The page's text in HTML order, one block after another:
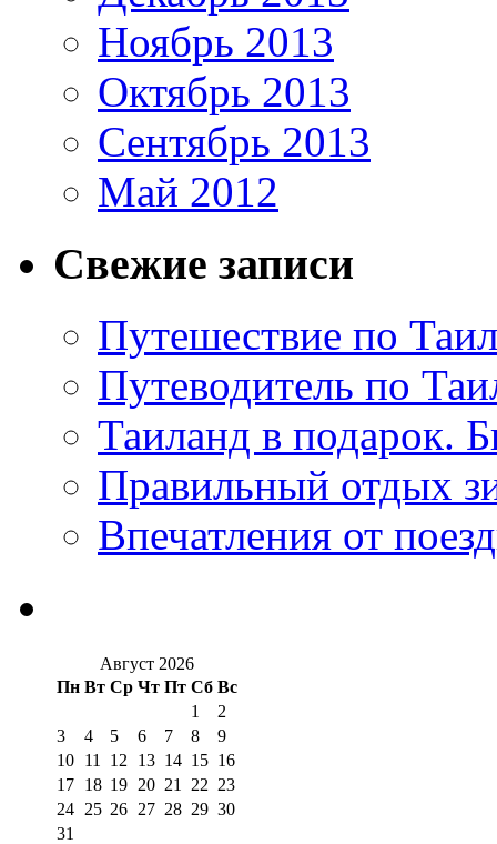
Ноябрь 2013
Октябрь 2013
Сентябрь 2013
Май 2012
Свежие записи
Путешествие по
Путеводитель по
Таиланд в подарок.
Правильный отдых
Впечатления от
Август 2026
Пн Вт Ср Чт Пт Сб Вс
1
2
3
4 5 6 7 8
9
10 11 12 13 14 15 16
17 18 19 20 21 22 23
24 25 26 27 28 29 30
31